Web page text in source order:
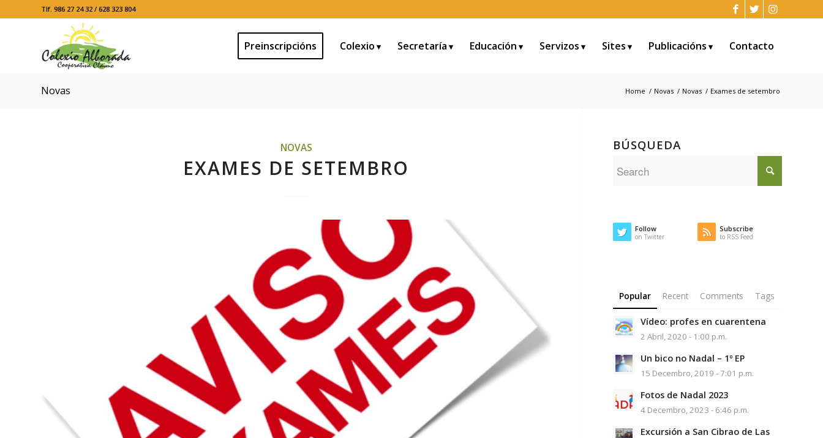
Tlf. 986 27 24 32 / 628 323 804
Preinscripcións Colexio Secretaría Educación Servizos Sites Publicacións Contacto
Novas Home / Novas / Novas / Exames de setembro
NOVAS
EXAMES DE SETEMBRO
BÚSQUEDA
Follow
on Twitter
Subscribe
to RSS Feed
Popular Recent Comments Tags
Vídeo: profes en cuarentena
2 Abril, 2020 - 1:00 p.m.
Un bico no Nadal – 1º EP
15 Decembro, 2019 - 7:01 p.m.
Fotos de Nadal 2023
4 Decembro, 2023 - 6:46 p.m.
Excursión a San Cibrao de Las